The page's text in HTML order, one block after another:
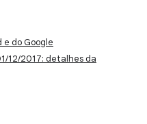
e do Google
12/2017: detalhes da